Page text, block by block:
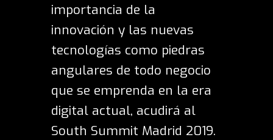
importancia de la
innovación y las nuevas
tecnologías como piedras
angulares de todo negocio
que se emprenda en la era
digital actual, acudirá al
South Summit Madrid 2019.